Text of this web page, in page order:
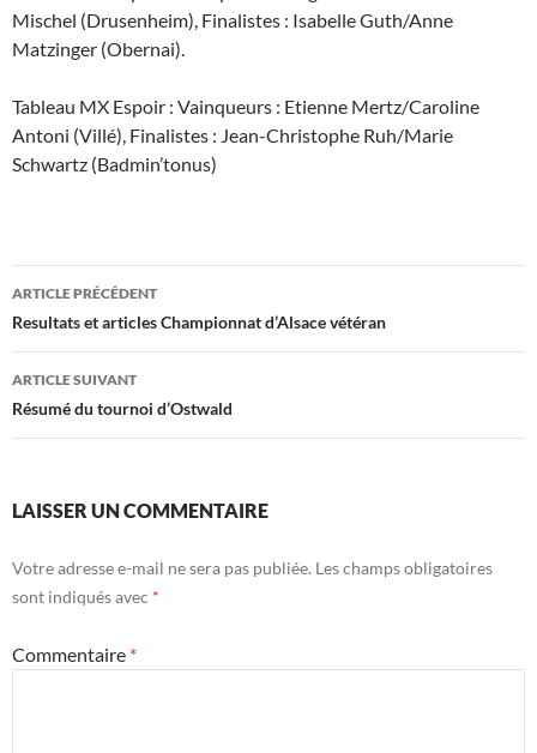
Mischel (Drusenheim), Finalistes : Isabelle Guth/Anne
Matzinger (Obernai).
Tableau MX Espoir : Vainqueurs : Etienne Mertz/Caroline
Antoni (Villé), Finalistes : Jean-Christophe Ruh/Marie
Schwartz (Badmin’tonus)
Navigation
des
articles
ARTICLE PRÉCÉDENT
Resultats et articles Championnat d’Alsace vétéran
ARTICLE SUIVANT
Résumé du tournoi d’Ostwald
LAISSER UN COMMENTAIRE
Votre adresse e-mail ne sera pas publiée. Les champs obligatoires
sont indiqués avec *
Commentaire *